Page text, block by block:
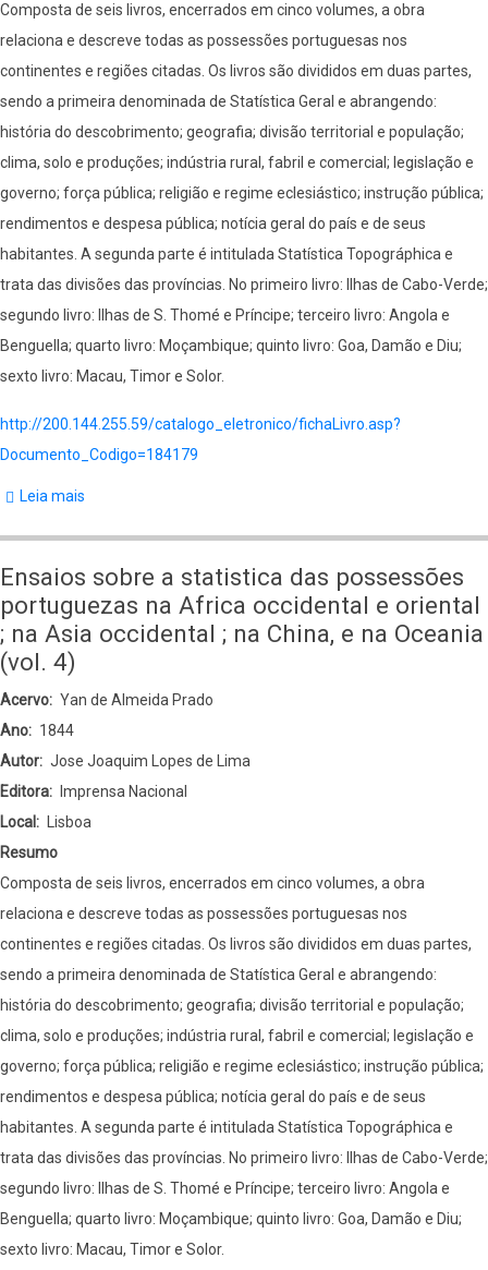
Cabo-
Verde
e
Guiné
Composta de seis livros, encerrados em cinco volumes, a obra
relaciona e descreve todas as possessões portuguesas nos
continentes e regiões citadas. Os livros são divididos em duas partes,
sendo a primeira denominada de Statística Geral e abrangendo:
história do descobrimento; geografia; divisão territorial e população;
clima, solo e produções; indústria rural, fabril e comercial; legislação e
governo; força pública; religião e regime eclesiástico; instrução pública;
rendimentos e despesa pública; notícia geral do país e de seus
habitantes. A segunda parte é intitulada Statística Topográphica e
trata das divisões das províncias. No primeiro livro: Ilhas de Cabo-Verde;
segundo livro: Ilhas de S. Thomé e Príncipe; terceiro livro: Angola e
Benguella; quarto livro: Moçambique; quinto livro: Goa, Damão e Diu;
sexto livro: Macau, Timor e Solor.
http://200.144.255.59/catalogo_eletronico/fichaLivro.asp?
Documento_Codigo=184179
Leia mais
statistica
portuguezas
Africa
occidental
e
;
na
Asia
occidental
;
na
China,
e
na
Oceania
(vol.
5)
Ensaios sobre a statistica das possessões
portuguezas na Africa occidental e oriental
; na Asia occidental ; na China, e na Oceania
(vol. 4)
Acervo
Yan de Almeida Prado
Ano
1844
Autor
Jose Joaquim Lopes de Lima
Editora
Imprensa Nacional
Local
Lisboa
Resumo
Composta de seis livros, encerrados em cinco volumes, a obra
relaciona e descreve todas as possessões portuguesas nos
continentes e regiões citadas. Os livros são divididos em duas partes,
sendo a primeira denominada de Statística Geral e abrangendo:
história do descobrimento; geografia; divisão territorial e população;
clima, solo e produções; indústria rural, fabril e comercial; legislação e
governo; força pública; religião e regime eclesiástico; instrução pública;
rendimentos e despesa pública; notícia geral do país e de seus
habitantes. A segunda parte é intitulada Statística Topográphica e
trata das divisões das províncias. No primeiro livro: Ilhas de Cabo-Verde;
segundo livro: Ilhas de S. Thomé e Príncipe; terceiro livro: Angola e
Benguella; quarto livro: Moçambique; quinto livro: Goa, Damão e Diu;
sexto livro: Macau, Timor e Solor.